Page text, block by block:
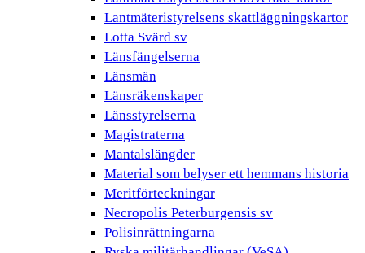
Lantmäteristyrelsens skattläggningskartor
Lotta Svärd sv
Länsfängelserna
Länsmän
Länsräkenskaper
Länsstyrelserna
Magistraterna
Mantalslängder
Material som belyser ett hemmans historia
Meritförteckningar
Necropolis Peterburgensis sv
Polisinrättningarna